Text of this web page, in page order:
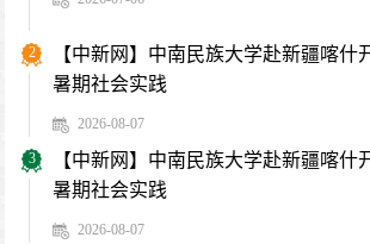
2
【中新网】中南民族大学赴新疆喀什
暑期社会实践
2026-08-07
3
【中新网】中南民族大学赴新疆喀什
暑期社会实践
2026-08-07